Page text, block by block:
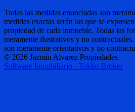
Todas las medidas enunciadas son
medidas exactas serán las que se
propiedad de cada inmueble. Todas las
meramente ilustrativos y no
son meramente orientativos y no
© 2026 Jazmin Alvarez Propiedades.
Software Inmobiliario - Tokko Broker